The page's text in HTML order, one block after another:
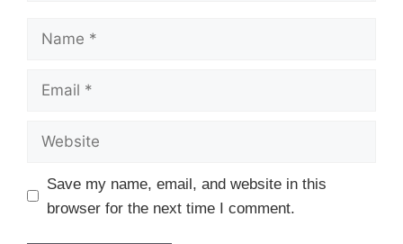
Name
Email
Website
Save my name, email, and website in this
browser for the next time I comment.